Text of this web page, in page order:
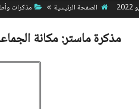
الصفحة الرئيسية مذكرات
مذكرة ماستر:مكانة